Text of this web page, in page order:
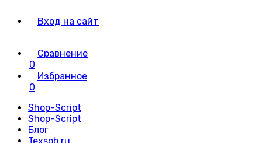
Вход на сайт
Сравнение
0
Избранное
0
Shop-Script
Shop-Script
Блог